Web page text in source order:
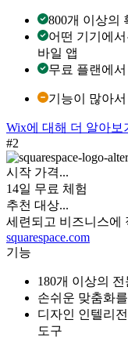
800개 이상의
어떤 기기에
바일 앱
무료 플랜에
기능이 많아
Wix에 대해 더 알아보
#2
시작 가격...
14일 무료 체험
추천 대상...
세련되고 비즈니스에
squarespace.com
기능
180개 이상의
손쉬운 맞춤화
디자인 인텔리
도구